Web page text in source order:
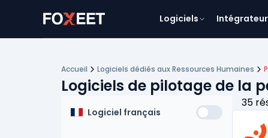
Logiciels
Accueil Logiciels dédiés aux Ressources Humaines
Logiciels de pilotage de la
Logiciel français
35